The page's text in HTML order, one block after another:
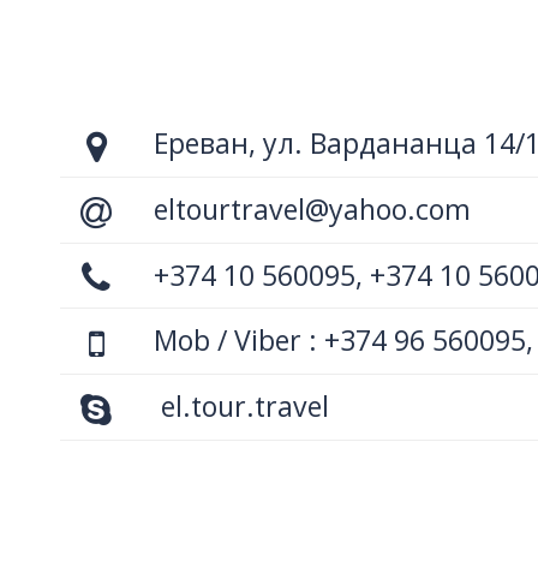
Ереван, ул. Вардананца 14/
eltourtravel@yahoo.com
+374 10 560095, +374 10
Mob / Viber : +374 96
el.tour.travel